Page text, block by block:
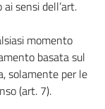
sensi dell’art.
momento
basata sul
solamente per le
(art. 7).